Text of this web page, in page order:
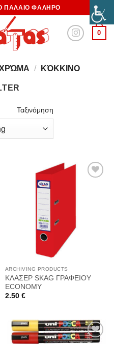
ΠΑΛΑΙΟ ΦΑΛΗΡΟ
0
ΧΡΏΜΑ / ΚΌΚΚΙΝΟ
Ταξινόμηση
ARCHIVING PRODUCTS
ΚΛΑΣΕΡ SKAG ΓΡΑΦΕΙΟΥ
ECONOMY
2.50 €